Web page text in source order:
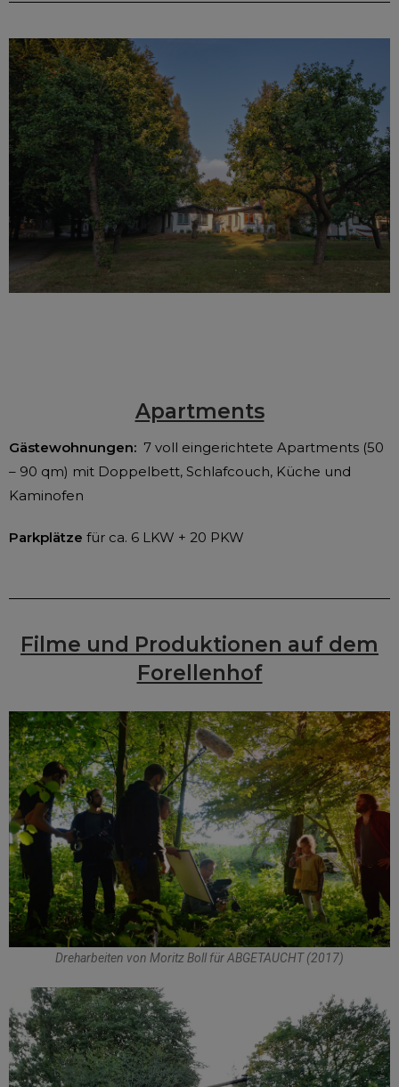
Apartments
Gästewohnungen: 7 voll eingerichtete Apartments (50
– 90 qm) mit Doppelbett, Schlafcouch, Küche und
Kaminofen
Parkplätze für ca. 6 LKW + 20 PKW
Filme und Produktionen auf dem
Forellenhof
Dreharbeiten von Moritz Boll für ABGETAUCHT (2017)